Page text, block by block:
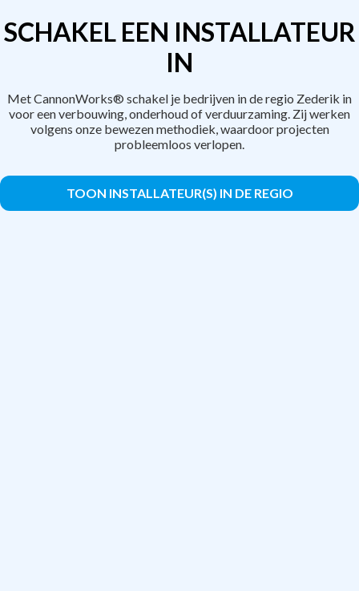
SCHAKEL EEN INSTALLATEUR
IN
Met CannonWorks® schakel je bedrijven in de regio Zederik in
voor een verbouwing, onderhoud of verduurzaming. Zij werken
volgens onze bewezen methodiek, waardoor projecten
probleemloos verlopen.
TOON INSTALLATEUR(S) IN DE REGIO